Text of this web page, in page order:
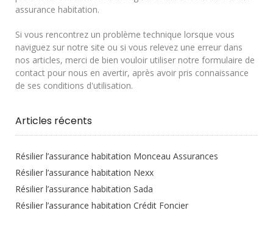
assurance habitation.
Si vous rencontrez un problème technique lorsque vous
naviguez sur notre site ou si vous relevez une erreur dans
nos articles, merci de bien vouloir utiliser notre formulaire de
contact pour nous en avertir, après avoir pris connaissance
de ses conditions d'utilisation.
Articles récents
Résilier l’assurance habitation Monceau Assurances
Résilier l’assurance habitation Nexx
Résilier l’assurance habitation Sada
Résilier l’assurance habitation Crédit Foncier